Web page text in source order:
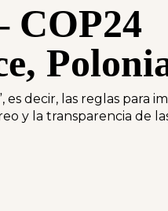
COP24
es decir, las reglas para
y la transparencia de